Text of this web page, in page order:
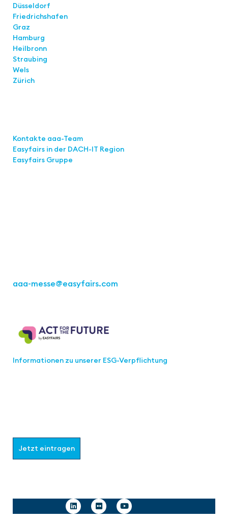
Düsseldorf
Friedrichshafen
Graz
Hamburg
Heilbronn
Straubing
Wels
Zürich
Kontakte aaa-Team
Easyfairs in der DACH-IT Region
Easyfairs Gruppe
aaa-messe@easyfairs.com
Informationen zu unserer ESG-Verpflichtung
Jetzt eintragen